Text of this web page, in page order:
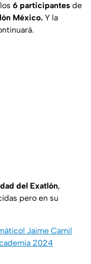
6 participantes de
México. Y la
del Exatlón,
pero en su
Jaime Camil
2024